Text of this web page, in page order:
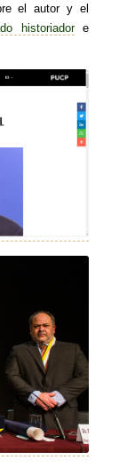
el autor y el
historiadore